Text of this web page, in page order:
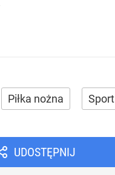
Piłka nożna Sport
UDOSTĘPNIJ